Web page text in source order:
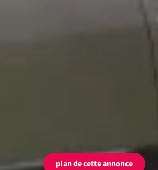
plan de cette annonce